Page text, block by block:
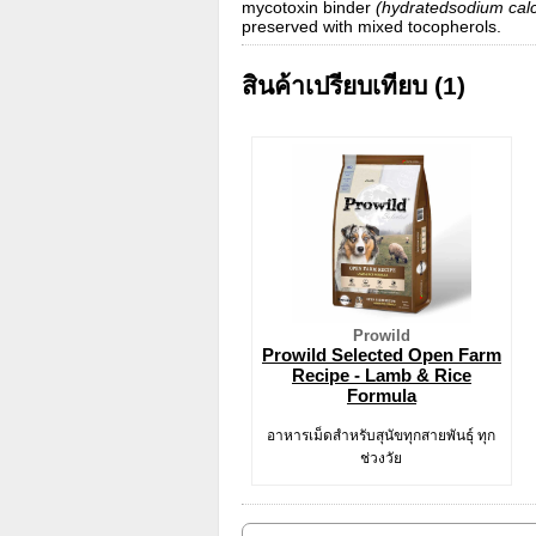
mycotoxin binder (hydratedsodium
preserved with mixed tocopherols.
สินค้าเปรียบเทียบ (1)
Prowild
Prowild Selected Open Farm
Recipe - Lamb & Rice
Formula
อาหารเม็ดสำหรับสุนัขทุกสายพันธุ์ ทุก
ช่วงวัย